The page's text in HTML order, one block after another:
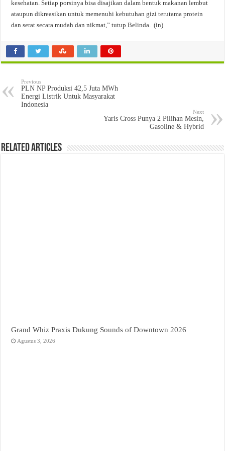
kesehatan. Setiap porsinya bisa disajikan dalam bentuk makanan lembut
ataupun dikreasikan untuk memenuhi kebutuhan gizi terutama protein
dan serat secara mudah dan nikmat,” tutup Belinda. (in)
Previous
PLN NP Produksi 42,5 Juta MWh
Energi Listrik Untuk Masyarakat
Indonesia
Next
Yaris Cross Punya 2 Pilihan Mesin,
Gasoline & Hybrid
Related Articles
Grand Whiz Praxis Dukung Sounds of Downtown 2026
Agustus 3, 2026